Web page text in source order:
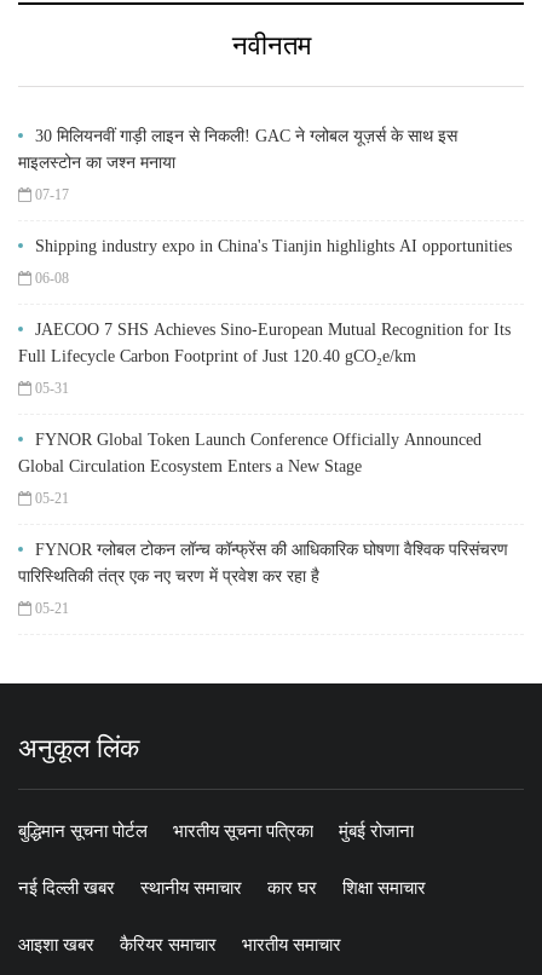
नवीनतम
30 मिलियनवीं गाड़ी लाइन से निकली! GAC ने ग्लोबल यूज़र्स के साथ इस
माइलस्टोन का जश्न मनाया
07-17
Shipping industry expo in China's Tianjin highlights AI opportunities
06-08
JAECOO 7 SHS Achieves Sino-European Mutual Recognition for Its
Full Lifecycle Carbon Footprint of Just 120.40 gCO₂e/km
05-31
FYNOR Global Token Launch Conference Officially Announced
Global Circulation Ecosystem Enters a New Stage
05-21
FYNOR ग्लोबल टोकन लॉन्च कॉन्फ्रेंस की आधिकारिक घोषणा वैश्विक परिसंचरण
पारिस्थितिकी तंत्र एक नए चरण में प्रवेश कर रहा है
05-21
अनुकूल लिंक
बुद्धिमान सूचना पोर्टल भारतीय सूचना पत्रिका मुंबई रोजाना
नई दिल्ली खबर स्थानीय समाचार कार घर शिक्षा समाचार
आइशा खबर कैरियर समाचार भारतीय समाचार